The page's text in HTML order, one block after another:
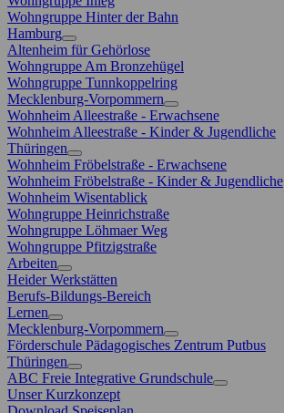
Wohngruppe Hinter der Bahn
Hamburg
Altenheim für Gehörlose
Wohngruppe Am Bronzehügel
Wohngruppe Tunnkoppelring
Mecklenburg-Vorpommern
Wohnheim Alleestraße - Erwachsene
Wohnheim Alleestraße - Kinder & Jugendliche
Thüringen
Wohnheim Fröbelstraße - Erwachsene
Wohnheim Fröbelstraße - Kinder & Jugendliche
Wohnheim Wisentablick
Wohngruppe Heinrichstraße
Wohngruppe Löhmaer Weg
Wohngruppe Pfitzigstraße
Arbeiten
Heider Werkstätten
Berufs-Bildungs-Bereich
Lernen
Mecklenburg-Vorpommern
Förderschule Pädagogisches Zentrum Putbus
Thüringen
ABC Freie Integrative Grundschule
Unser Kurzkonzept